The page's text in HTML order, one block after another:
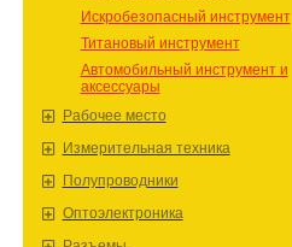
Искробезопасный инструмент
Титановый инструмент
Автомобильный инструмент и
аксессуары
Рабочее место
Измерительная техника
Полупроводники
Oптоэлектроника